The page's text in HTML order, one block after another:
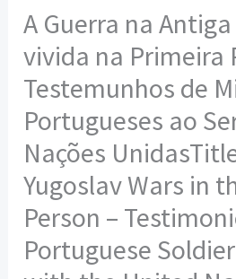
A Guerra na
vivida na Primeira
Testemunhos de
Portugueses ao
Nações
Yugoslav Wars in
Person –
Portuguese